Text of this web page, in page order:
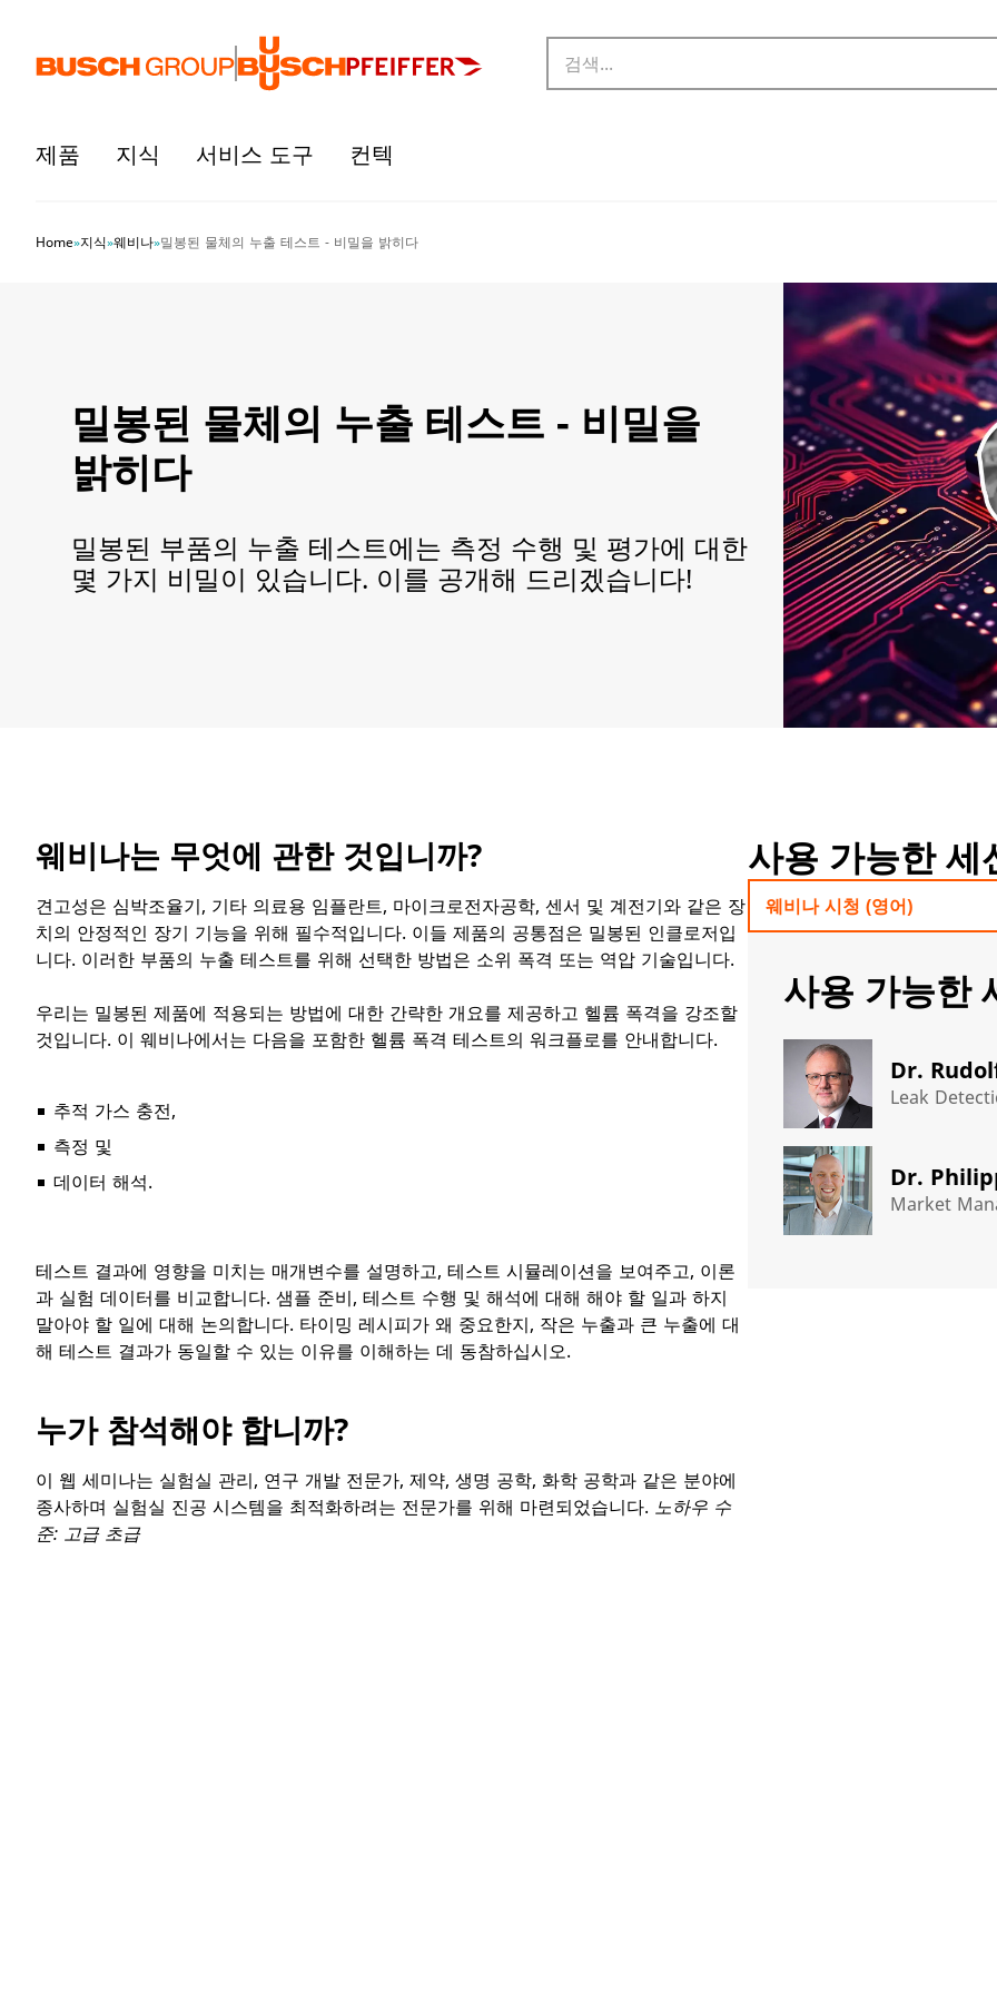
제품 지식 서비스 도구 컨텍
Home»지식»웨비나»밀봉된 물체의 누출 테스트 - 비밀을 밝히다
밀봉된 물체의 누출 테스트 - 비밀을
밝히다
밀봉된 부품의 누출 테스트에는 측정 수행 및 평가에 대한
몇 가지 비밀이 있습니다. 이를 공개해 드리겠습니다!
웨비나는 무엇에 관한 것입니까?
​견고성은 심박조율기, 기타 의료용 임플란트, 마이크로전자공학, 센서 및 계전기와 같은 장
치의 안정적인 장기 기능을 위해 필수적입니다. 이들 제품의 공통점은 밀봉된 인클로저입
니다. 이러한 부품의 누출 테스트를 위해 선택한 방법은 소위 폭격 또는 역압 기술입니다.
우리는 밀봉된 제품에 적용되는 방법에 대한 간략한 개요를 제공하고 헬륨 폭격을 강조할
것입니다. 이 웨비나에서는 다음을 포함한 헬륨 폭격 테스트의 워크플로를 안내합니다.
추적 가스 충전,
측정 및
데이터 해석.
테스트 결과에 영향을 미치는 매개변수를 설명하고, 테스트 시뮬레이션을 보여주고, 이론
과 실험 데이터를 비교합니다. 샘플 준비, 테스트 수행 및 해석에 대해 해야 할 일과 하지
말아야 할 일에 대해 논의합니다. 타이밍 레시피가 왜 중요한지, 작은 누출과 큰 누출에 대
해 테스트 결과가 동일할 수 있는 이유를 이해하는 데 동참하십시오.​​​​​
누가 참석해야 합니까?
이 웹 세미나는 실험실 관리, 연구 개발 전문가, 제약, 생명 공학, 화학 공학과 같은 분야에
종사하며 실험실 진공 시스템을 최적화하려는 전문가를 위해 마련되었습니다. 노하우 수
준: 고급 초급
사용 가능한 세
웨비나 시청 (영어)
사용 가능한
Dr.
Leak
Dr.
Market